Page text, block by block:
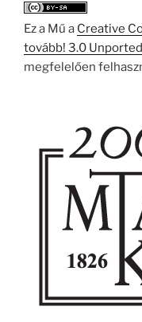
Ez a Mű a Creative
tovább! 3.0
megfelelően